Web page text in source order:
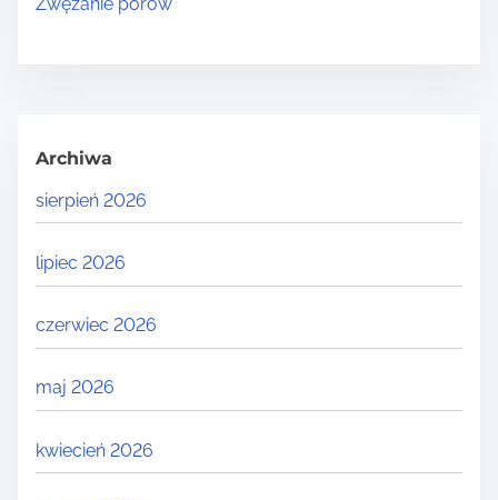
Archiwa
sierpień 2026
lipiec 2026
czerwiec 2026
maj 2026
kwiecień 2026